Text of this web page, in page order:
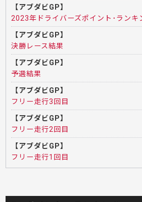
【アブダビGP】
2023年ドライバーズポイント･ランキ
【アブダビGP】
決勝レース結果
【アブダビGP】
予選結果
【アブダビGP】
フリー走行3回目
【アブダビGP】
フリー走行2回目
【アブダビGP】
フリー走行1回目